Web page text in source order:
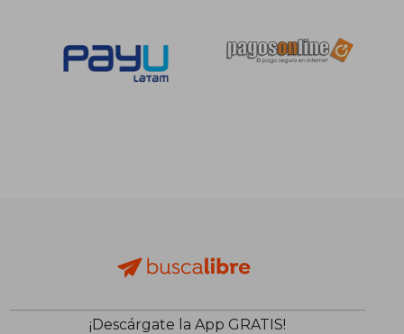
¡Descárgate la App GRATIS!